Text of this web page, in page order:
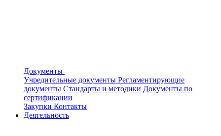
Документы
Учредительные документы Регламентирующие
документы Стандарты и методики Документы по
сертификации
Закупки Контакты
Деятельность